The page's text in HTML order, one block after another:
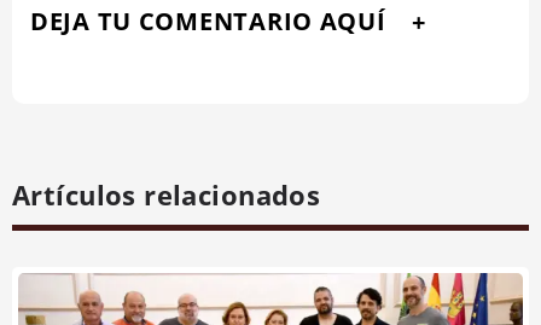
DEJA TU COMENTARIO AQUÍ
Artículos relacionados